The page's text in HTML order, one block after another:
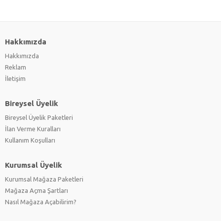
Hakkımızda
Hakkımızda
Reklam
İletişim
Bireysel Üyelik
Bireysel Üyelik Paketleri
İlan Verme Kuralları
Kullanım Koşulları
Kurumsal Üyelik
Kurumsal Mağaza Paketleri
Mağaza Açma Şartları
Nasıl Mağaza Açabilirim?